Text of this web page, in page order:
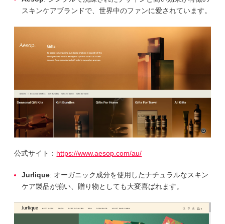
スキンケアブランドで、世界中のファンに愛されています。
公式サイト： https://www.aesop.com/au/
Jurlique: オーガニック成分を使用したナチュラルなスキン
ケア製品が揃い、贈り物としても大変喜ばれます。